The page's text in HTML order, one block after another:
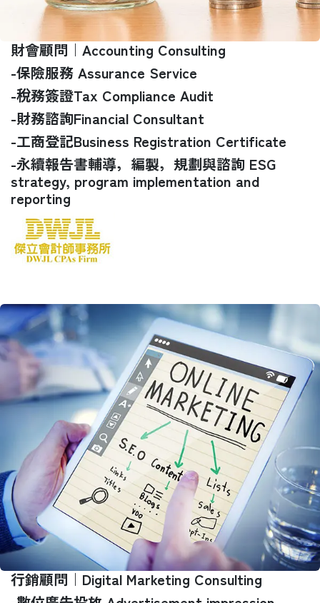
財會顧問｜Accounting Consulting
-保險服務 Assurance Service
-稅務簽證Tax Compliance Audit
-財務諮詢Financial Consultant
-工商登記Business Registration Certificate
-永續報告書輔導，編製，規劃與諮詢 ESG
strategy, program implementation and
reporting
行銷顧問｜Digital Marketing Consulting